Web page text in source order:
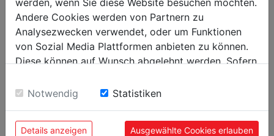
max. Blechstärke in mm
Arbeitsdruck in t
6
Nettogewicht in kg
Bruttogewicht in kg
210
Andere Cookies werden von Partnern zu
Analysezwecken verwendet, oder um Funktionen
von Sozial Media Plattformen anbieten zu können.
Diese können auf Wunsch abgelehnt werden. Sofern
Einwilligung zu unseren Cookies.
Notwendig Statistiken
Details anzeigen Ausgewählte Cookies erlauben